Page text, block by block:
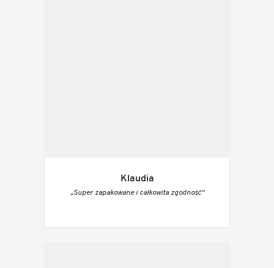
Klaudia
„Super zapakowane i całkowita zgodność“